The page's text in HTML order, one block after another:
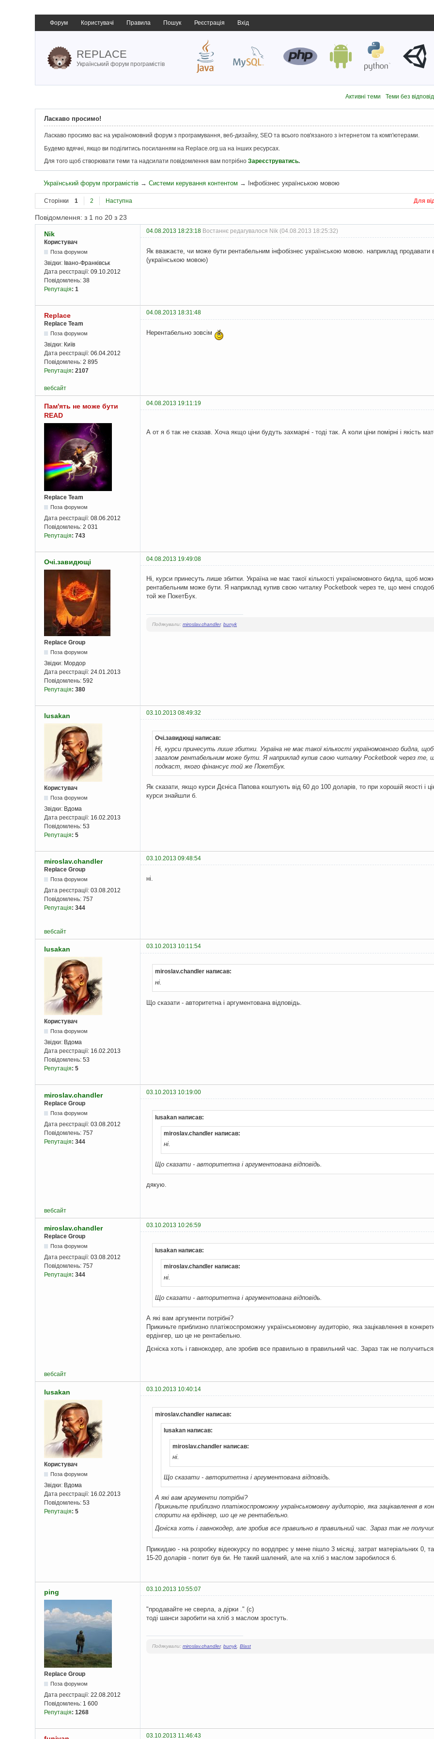
Форум Користувачі Правила Пошук Реєстрація Вхід
REPLACE
Український форум програмістів
Активні теми Теми без
Ласкаво просимо!
Ласкаво просимо вас на україномовний форум з програмування, веб-дизайну, SEO та всього пов'язаного з інтернетом та комп'ютерами.
Будемо вдячні, якщо ви поділитись посиланням на Replace.org.ua на інших ресурсах.
Для того щоб створювати теми та надсилати повідомлення вам потрібно Зареєструватись.
Український форум програмістів →Системи керування контентом → Інфобізнес українською мовою
Сторінки 1 2 Наступна Для
Повідомлення: з 1 по 20 з 23
Nik 04.08.2013 18:23:18 Востаннє редагувалося Nik (04.08.2013 18:25:32)
Користувач
Поза форумом
Звідки: Івано-Франківськ
Дата реєстрації: 09.10.2012
Повідомлень: 38
Репутація: 1
Як вважаєте, чи може бути рентабельним інфобізнес українською мовою. наприклад продавати
(українською мовою)
Replace
04.08.2013 18:31:48
Replace Team
Поза форумом
Звідки: Київ
Дата реєстрації: 06.04.2012
Повідомлень: 2 895
Репутація: 2107
Нерентабельно зовсім
вебсайт
Пам'ять не може бути
READ
04.08.2013 19:11:19
Replace Team
Поза форумом
Дата реєстрації: 08.06.2012
Повідомлень: 2 031
Репутація: 743
А от я б так не сказав. Хоча якщо ціни будуть захмарні - тоді так. А коли ціни помірні і якість
Очі.завидющі 04.08.2013 19:49:08
Replace Group
Поза форумом
Звідки: Мордор
Дата реєстрації: 24.01.2013
Повідомлень: 592
Репутація: 380
Ні, курси принесуть лише збитки. Україна не має такої кількості україномовного бидла, щоб
рентабельним може бути. Я наприклад купив свою читалку Pocketbook через те, що мені
той же ПокетБук.
Подякували: miroslav.chandler, bunyk
lusakan 03.10.2013 08:49:32
Користувач
Поза форумом
Звідки: Вдома
Дата реєстрації: 16.02.2013
Повідомлень: 53
Репутація: 5
Очі.завидющі написав:
Ні, курси принесуть лише збитки. Україна не має такої кількості україномовного бидла,
загалом рентабельним може бути. Я наприклад купив свою читалку Pocketbook через те,
подкаст, якого фінансує той же ПокетБук.
Як сказати, якщо курси Дєніса Папова коштують від 60 до 100 доларів, то при хорошій якості і
курси знайшли б.
miroslav.chandler
03.10.2013 09:48:54
Replace Group
Поза форумом
Дата реєстрації: 03.08.2012
Повідомлень: 757
Репутація: 344
ні.
вебсайт
lusakan 03.10.2013 10:11:54
Користувач
Поза форумом
Звідки: Вдома
Дата реєстрації: 16.02.2013
Повідомлень: 53
Репутація: 5
miroslav.chandler написав:
ні.
Що сказати - авторитетна і аргументована відповідь.
miroslav.chandler
03.10.2013 10:19:00
Replace Group
Поза форумом
Дата реєстрації: 03.08.2012
Повідомлень: 757
Репутація: 344
lusakan написав:
miroslav.chandler написав:
ні.
Що сказати - авторитетна і аргументована відповідь.
дякую.
вебсайт
miroslav.chandler
03.10.2013 10:26:59
Replace Group
Поза форумом
Дата реєстрації: 03.08.2012
Повідомлень: 757
Репутація: 344
lusakan написав:
miroslav.chandler написав:
ні.
Що сказати - авторитетна і аргументована відповідь.
А які вам аргументи потрібні?
Прикиньте приблизно платіжоспроможну українськомовну аудиторію, яка зацікавлення в
ердінгер, шо це не рентабельно.
Дєніска хоть і гавнокодер, але зробив все правильно в правильний час. Зараз так не
вебсайт
lusakan 03.10.2013 10:40:14
Користувач
Поза форумом
Звідки: Вдома
Дата реєстрації: 16.02.2013
Повідомлень: 53
Репутація: 5
miroslav.chandler написав:
lusakan написав:
miroslav.chandler написав:
ні.
Що сказати - авторитетна і аргументована відповідь.
А які вам аргументи потрібні?
Прикиньте приблизно платіжоспроможну українськомовну аудиторію, яка зацікавлення в
спорити на ердінгер, шо це не рентабельно.
Дєніска хоть і гавнокодер, але зробив все правильно в правильний час. Зараз так не
Прикидаю - на розробку відеокурсу по вордпрес у мене пішло 3 місяці, затрат матеріальних 0,
15-20 доларів - попит був би. Не такий шалений, але на хліб з маслом заробилося б.
ping 03.10.2013 10:55:07
Replace Group
Поза форумом
Дата реєстрації: 22.08.2012
Повідомлень: 1 600
Репутація: 1268
"продавайте не сверла, а дірки ." (с)
тоді шанси заробити на хліб з маслом зростуть.
Подякували: miroslav.chandler, bunyk Blast
03.10.2013 11:46:43